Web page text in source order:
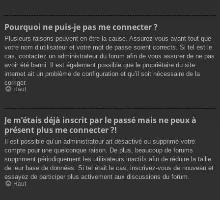
Pourquoi ne puis-je pas me connecter ?
Plusieurs raisons peuvent en être la cause. Assurez-vous avant tout que
votre nom d’utilisateur et votre mot de passe soient corrects. Si tel est le
cas, contactez un administrateur du forum afin de vous assurer de ne pas
avoir été banni. Il est également possible que le propriétaire du site
internet ait un problème de configuration et qu’il soit nécessaire de la
corriger.
Haut
Je m’étais déjà inscrit par le passé mais ne peux à
présent plus me connecter ?!
Il est possible qu’un administrateur ait désactivé ou supprimé votre
compte pour une quelconque raison. De plus, beaucoup de forums
suppriment périodiquement les utilisateurs inactifs afin de réduire la taille
de leur base de données. Si tel était le cas, inscrivez-vous de nouveau et
essayez de participer plus activement aux discussions du forum.
Haut